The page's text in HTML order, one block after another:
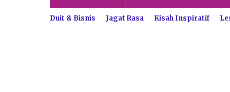
Duit & Bisnis Jagat Rasa Kisah Inspiratif